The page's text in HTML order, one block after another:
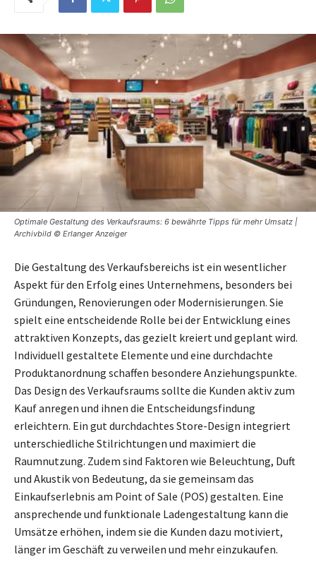
Optimale Gestaltung des Verkaufsraums: 6 bewährte Tipps für mehr Umsatz |
Archivbild © Erlanger Anzeiger
Die Gestaltung des Verkaufsbereichs ist ein wesentlicher
Aspekt für den Erfolg eines Unternehmens, besonders bei
Gründungen, Renovierungen oder Modernisierungen. Sie
spielt eine entscheidende Rolle bei der Entwicklung eines
attraktiven Konzepts, das gezielt kreiert und geplant wird.
Individuell gestaltete Elemente und eine durchdachte
Produktanordnung schaffen besondere Anziehungspunkte.
Das Design des Verkaufsraums sollte die Kunden aktiv zum
Kauf anregen und ihnen die Entscheidungsfindung
erleichtern. Ein gut durchdachtes Store-Design integriert
unterschiedliche Stilrichtungen und maximiert die
Raumnutzung. Zudem sind Faktoren wie Beleuchtung, Duft
und Akustik von Bedeutung, da sie gemeinsam das
Einkaufserlebnis am Point of Sale (POS) gestalten. Eine
ansprechende und funktionale Ladengestaltung kann die
Umsätze erhöhen, indem sie die Kunden dazu motiviert,
länger im Geschäft zu verweilen und mehr einzukaufen.